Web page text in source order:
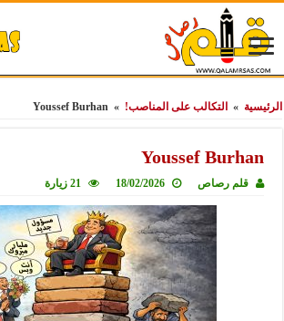
الرئيسية » التكالب على المناصب! »
Youssef Burhan
Youssef Burhan
قلم رصاص 18/02/2026 21 زيارة